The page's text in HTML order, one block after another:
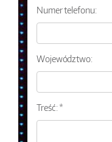
Numer telefonu:
Województwo:
Treść: *